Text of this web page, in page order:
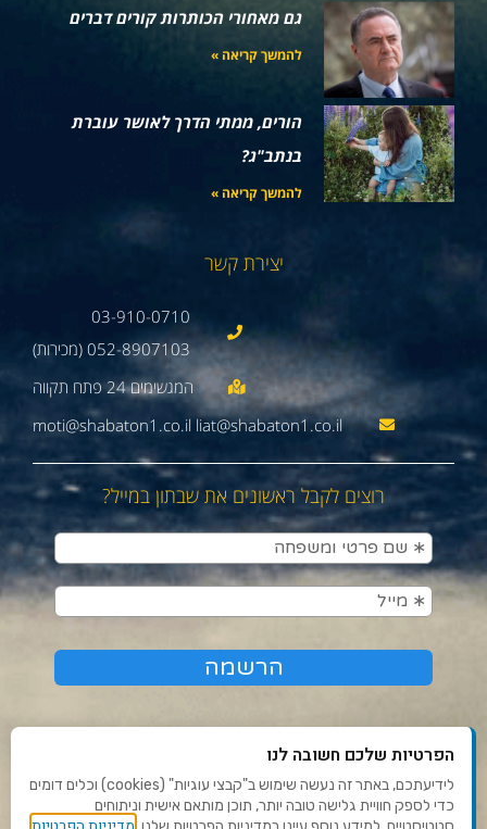
גם מאחורי הכותרות קורים דברים
להמשך קריאה »
הורים, ממתי הדרך לאושר עוברת
בנתב"ג?
להמשך קריאה »
יצירת קשר
03-910-0710
052-8907103 (מכירות)
moti@shabaton1.co.il liat@shabaton1.co.il
רוצים לקבל ראשונים את שבתון במייל?
תנאי שימוש ומדיניות פרטיות
הפרטיות שלכם חשובה לנו
לידיעתכם, באתר זה נעשה שימוש ב"קבצי עוגיות" (cookies) וכלים דומים
כדי לספק חוויית גלישה טובה יותר, תוכן מותאם אישית וניתוחים